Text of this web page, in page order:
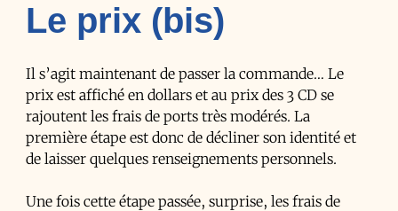
Le prix (bis)
Il s’agit maintenant de passer la commande… Le
prix est affiché en dollars et au prix des 3 CD se
rajoutent les frais de ports très modérés. La
première étape est donc de décliner son identité et
de laisser quelques renseignements personnels.
Une fois cette étape passée, surprise, les frais de